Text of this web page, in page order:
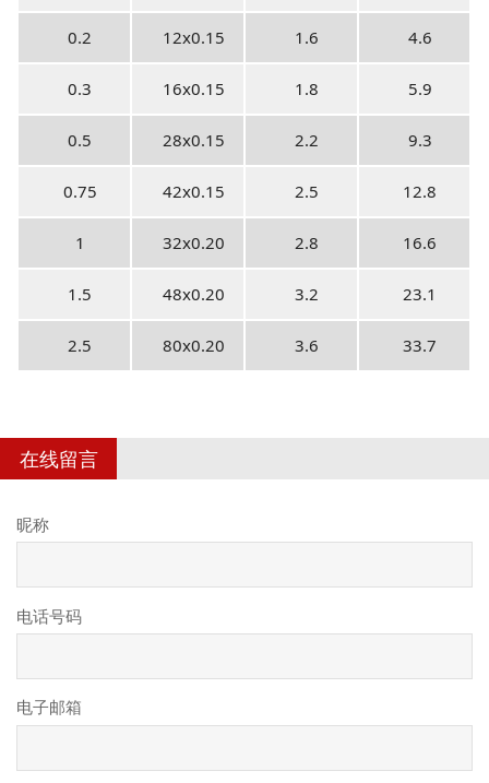
0.2 12x0.15 1.6 4.6
0.3 16x0.15 1.8 5.9
0.5 28x0.15 2.2 9.3
0.75 42x0.15 2.5 12.8
1 32x0.20 2.8 16.6
1.5 48x0.20 3.2 23.1
2.5 80x0.20 3.6 33.7
在线留言
昵称
电话号码
电子邮箱